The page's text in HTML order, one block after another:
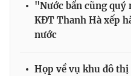
"Nước bẩn cũng quý
KĐT Thanh Hà xếp
nước
Họp về vụ khu đô thị